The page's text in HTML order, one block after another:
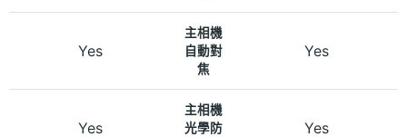
Yes
主相機
自動對
焦
Yes
Yes
主相機
光學防
Yes